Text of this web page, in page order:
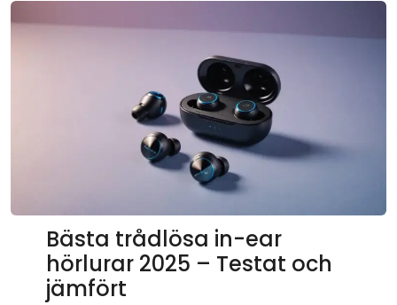
Bästa trådlösa in-ear
hörlurar 2025 – Testat och
jämfört